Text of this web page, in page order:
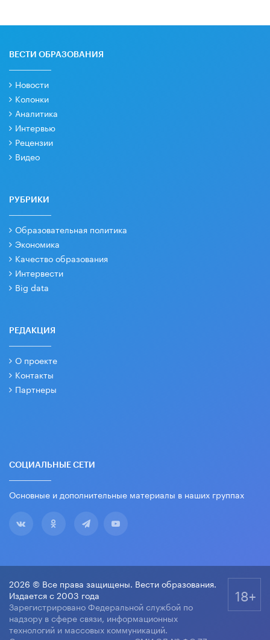
ВЕСТИ ОБРАЗОВАНИЯ
Новости
Колонки
Аналитика
Интервью
Рецензии
Видео
РУБРИКИ
Образовательная политика
Экономика
Качество образования
Интервести
Big data
РЕДАКЦИЯ
О проекте
Контакты
Партнеры
СОЦИАЛЬНЫЕ СЕТИ
Основные и дополнительные материалы в наших группах
2026 © Все права защищены. Вести образования.
Издается с 2003 года
Зарегистрировано Федеральной службой по
надзору в сфере связи, информационных
технологий и массовых коммуникаций.
18+